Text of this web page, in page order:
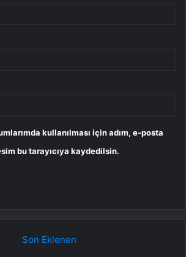
kullanılması için adım, e-posta
bu tarayıcıya kaydedilsin.
Son Eklenen